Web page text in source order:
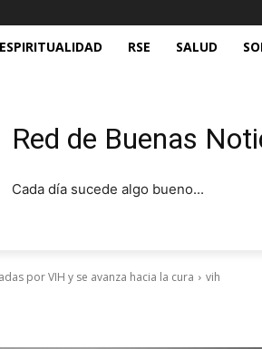
ESPIRITUALIDAD RSE SALUD
Red de Buenas
Cada día sucede algo bueno...
por VIH y se avanza hacia la cura vih